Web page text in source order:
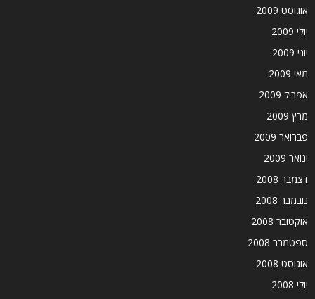
אוגוסט 2009
יולי 2009
יוני 2009
מאי 2009
אפריל 2009
מרץ 2009
פברואר 2009
ינואר 2009
דצמבר 2008
נובמבר 2008
אוקטובר 2008
ספטמבר 2008
אוגוסט 2008
יולי 2008